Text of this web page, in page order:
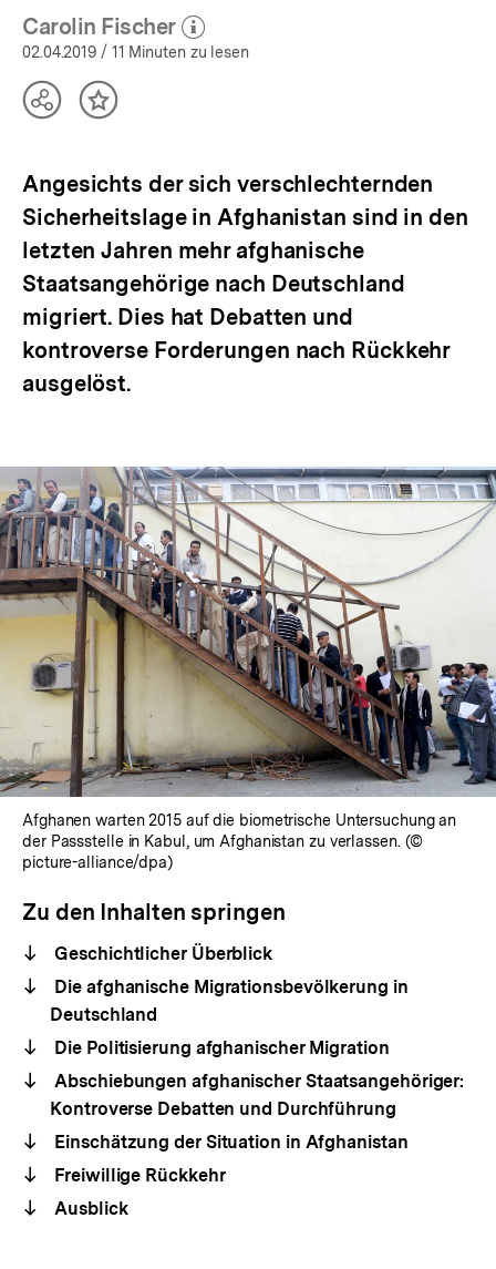
Carolin Fischer
(Mehr zum Autor)
öffnen
02.04.2019 / 11 Minuten zu lesen
TeilenInhalt
Angesichts der sich verschlechternden
Sicherheitslage in Afghanistan sind in den
letzten Jahren mehr afghanische
Staatsangehörige nach Deutschland
migriert. Dies hat Debatten und
kontroverse Forderungen nach Rückkehr
ausgelöst.
Afghanen warten 2015 auf die biometrische Untersuchung an
der Passstelle in Kabul, um Afghanistan zu verlassen. (©
picture-alliance/dpa)
Zu den Inhalten springen
Geschichtlicher Überblick
Die afghanische Migrationsbevölkerung in
Deutschland
Die Politisierung afghanischer Migration
Abschiebungen afghanischer Staatsangehöriger:
Kontroverse Debatten und Durchführung
Einschätzung der Situation in Afghanistan
Freiwillige Rückkehr
Ausblick